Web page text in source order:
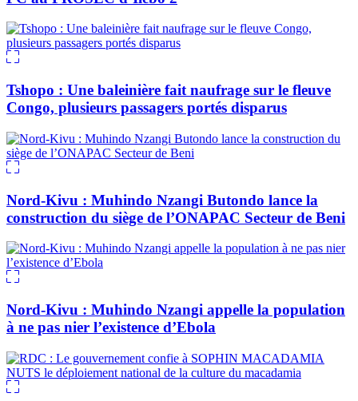
Tshopo : Une baleinière fait naufrage sur le fleuve
Congo, plusieurs passagers portés disparus
Nord-Kivu : Muhindo Nzangi Butondo lance la
construction du siège de l’ONAPAC Secteur de Beni
Nord-Kivu : Muhindo Nzangi appelle la population
à ne pas nier l’existence d’Ebola